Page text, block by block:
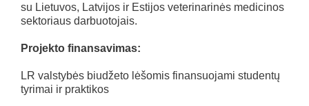
su Lietuvos, Latvijos ir Estijos veterinarinės medicinos
sektoriaus darbuotojais.
Projekto finansavimas:
LR valstybės biudžeto lėšomis finansuojami studentų
tyrimai ir praktikos